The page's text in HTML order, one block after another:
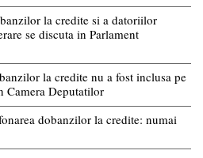
la credite si a datoriilor
se discuta in Parlament
la credite nu a fost inclusa pe
Camera Deputatilor
dobanzilor la credite: numai